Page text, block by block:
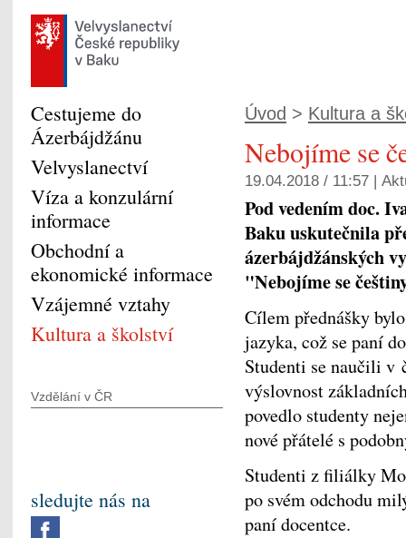
Úvod > Kultura a
Nebojíme se
19.04.2018 / 11:57 |
Pod vedením doc.
Baku uskutečnila
ázerbájdžánských
"Nebojíme se
Cílem přednášky
jazyka, což se paní
Studenti se naučili v
výslovnost
povedlo studenty
nové přátelé s
Studenti z filiálky
po svém odchodu
paní docentce.
Cestujeme do
Ázerbájdžánu
Velvyslanectví
Víza a konzulární
informace
Obchodní a
ekonomické informace
Vzájemné vztahy
Kultura a školství
Vzdělání v ČR
sledujte nás na